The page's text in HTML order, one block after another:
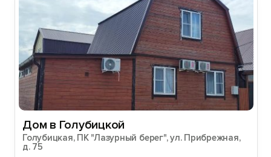
Дом в Голубицкой
Голубицкая, ПК "Лазурный берег", ул. Прибрежная,
д. 75